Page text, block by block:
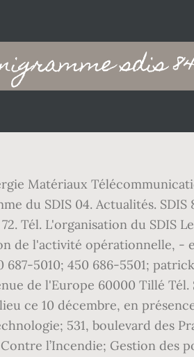
sdis
Matériaux
du SDIS 04. Actualités.
72. Tél. L'organisation du
de l'activité opérationnelle, -
687-5010; 450 686-5501;
de l'Europe 60000 Tillé
ce 10 décembre, en
531, boulevard des
l’Incendie; Gestion des